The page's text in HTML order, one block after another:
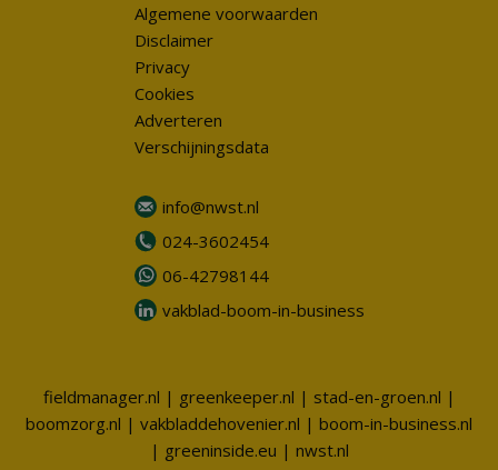
Algemene voorwaarden
Disclaimer
Privacy
Cookies
Adverteren
Verschijningsdata
info@nwst.nl
024-3602454
06-42798144
vakblad-boom-in-business
fieldmanager.nl | greenkeeper.nl | stad-en-groen.nl |
boomzorg.nl | vakbladdehovenier.nl | boom-in-business.nl
| greeninside.eu | nwst.nl